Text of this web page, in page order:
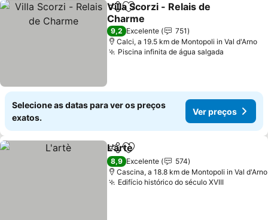
PartilharAdicionar aos favoritos
Villa Scorzi - Relais de
Charme
Ver preços
9,2 Excelente
751
Calci, a 19.5 km de Montopoli in Val d'Arno
Piscina infinita de água salgada
Selecione as datas para ver os preços
exatos.
Ver preços
PartilharAdicionar aos favoritos
L'artè
8,9 Excelente
574
Cascina, a 18.8 km de Montopoli in Val d'Arno
Edifício histórico do século XVIIIVer